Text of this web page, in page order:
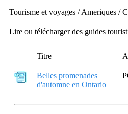
Tourisme et voyages / Ameriques /
Lire ou télécharger des guides
Titre
Belles promenades
d'automne en Ontario